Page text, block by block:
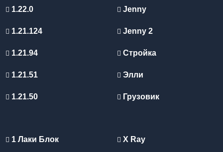
1.22.0
1.21.124
1.21.94
1.21.51
1.21.50
Jenny
Jenny 2
Стройка
Элли
Грузовик
1 Лаки Блок X Ray